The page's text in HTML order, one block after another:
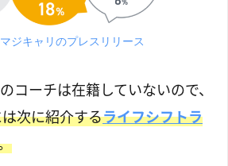
マジキャリのプレスリリース
コーチは在籍していないので、
次に紹介するライフシフトラ